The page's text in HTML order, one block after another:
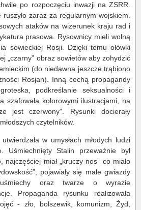
po rozpoczęciu inwazji na ZSRR.
zaraz za regularnym wojskiem.
ataków na wizerunek kraju rad i
prasowa. Rysownicy mieli wolną
sowieckiej Rosji. Dzięki temu ołówki
„czarny” obraz sowietów aby zohydzić
(do niedawna jeszcze trąbiono
Rosjan). Inną cechą propagandy
groteska, podkreślanie seksualności i
szafowała kolorowymi ilustracjami, na
jest czerwony”. Rysunki docierały
czytelników.
w umysłach młodych ludzi
Uśmiechnięty Stalin przeważnie był
miał „kruczy nos” co miało
pojawiały się małe gwiazdy
oraz twarze o wyrazie
Propaganda rysunku realizowała
- zło, bolszewik, komunizm, Żyd,